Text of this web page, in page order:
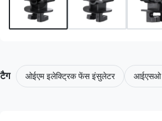
टैग ओईएम इलेक्ट्रिक फेंस इंसुलेटर आईएसओ